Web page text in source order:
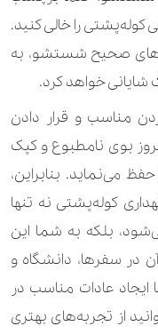
کوله‌پشتی را خالی کنید.
صحیح شستشو، به
خواهد کرد.
مناسب و قرار دادن
بوی نامطبوع و کپک
می‌نماید. بنابراین،
کوله‌پشتی نه تنها
بلکه به شما این
در سفرها، دانشگاه و
ایجاد عادات مناسب در
از تجربه‌های بهتری